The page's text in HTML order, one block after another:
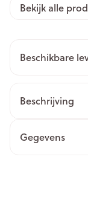
Bekijk alle
Beschikbare
Beschrijving
Gegevens